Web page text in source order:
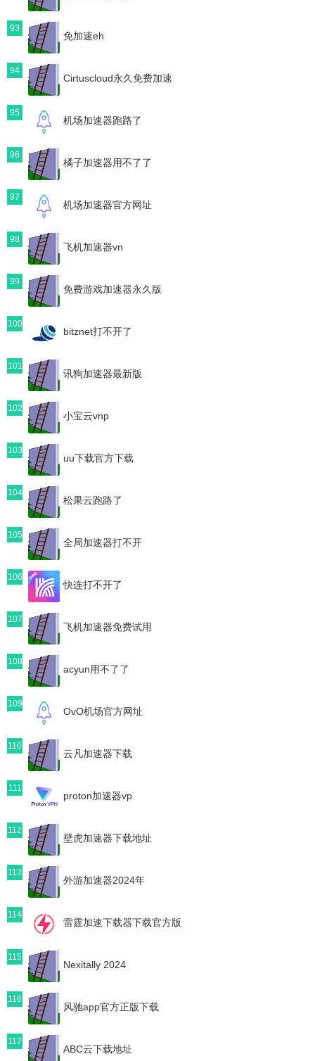
93
免加速eh
94
Cirtuscloud永久免费加速
95
机场加速器跑路了
96
橘子加速器用不了了
97
机场加速器官方网址
98
飞机加速器vn
99
免费游戏加速器永久版
100
bitznet打不开了
101
讯狗加速器最新版
102
小宝云vnp
103
uu下载官方下载
104
松果云跑路了
105
全局加速器打不开
106
快连打不开了
107
飞机加速器免费试用
108
acyun用不了了
109
OvO机场官方网址
110
云凡加速器下载
111
proton加速器vp
112
壁虎加速器下载地址
113
外游加速器2024年
114
雷霆加速下载器下载官方版
115
Nexitally 2024
116
风驰app官方正版下载
117
ABC云下载地址